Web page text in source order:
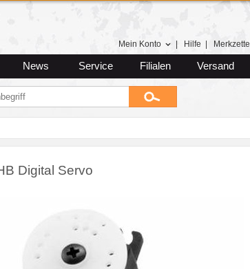
Mein Konto Hilfe Merkzettel
News Service Filialen Versand
Digital Servo